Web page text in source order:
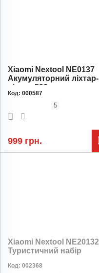
Xiaomi Nextool NE0137
Акумуляторний ліхтар-
нічник 500 лм, датчик
руху, повербанк 2600
Код: 000587
5
999 грн.
Xiaomi Nextool NE20132
Туристичний набір
титановий з кейсом
Код: 002368